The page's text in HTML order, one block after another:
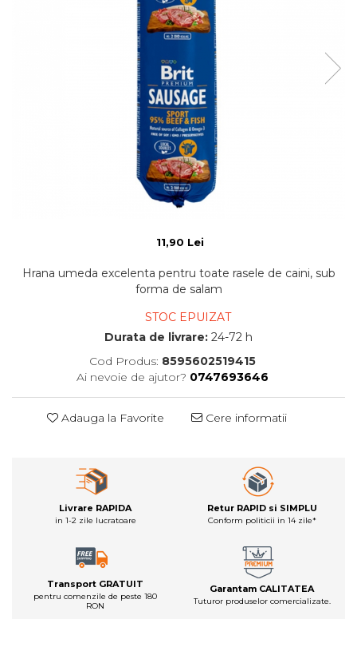
11,90 Lei
Hrana umeda excelenta pentru toate rasele de caini, sub
forma de salam
STOC EPUIZAT
Durata de livrare: 24-72 h
Cod Produs: 8595602519415
Ai nevoie de ajutor? 0747693646
Adauga la Favorite Cere informatii
Livrare RAPIDA
in 1-2 zile lucratoare
Retur RAPID si SIMPLU
Conform politicii in 14 zile*
Transport GRATUIT
pentru comenzile de peste 180
RON
Garantam CALITATEA
Tuturor produselor comercializate.